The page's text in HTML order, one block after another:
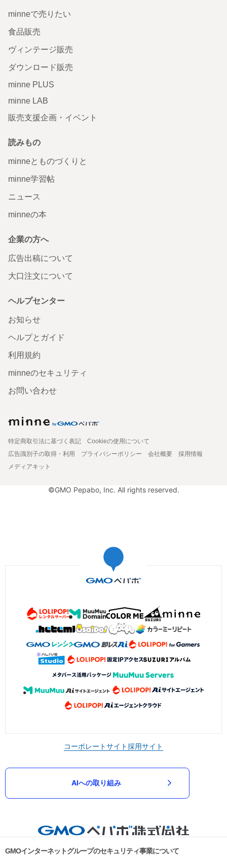
minneで売りたい
食品販売
ヴィンテージ販売
ダウンロード販売
minne PLUS
minne LAB
販売支援企画・イベント
読みもの
minneとものづくりと
minne学習帖
ニュース
minneの本
企業の方へ
広告出稿について
大口注文について
ヘルプセンター
お知らせ
ヘルプとガイド
利用規約
minneのセキュリティ
お問い合わせ
特定商取引法に基づく表記
Cookieの使用について
広告識別子の取得・利用
プライバシーポリシー 会社概要
採用情報
メディアキット
©GMO Pepabo, Inc. All rights reserved.
コーポレートサイト採用サイト
AIへの取り組み
GMOインターネットグループのセキュリティ事業について